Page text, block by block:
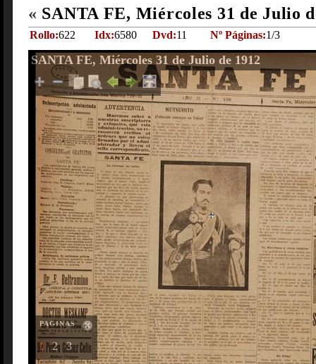
« SANTA FE, Miércoles 31 de Julio
Rollo:622 Idx:6580 Dvd:11 Nº Páginas:1/3
SANTA FE, Miércoles 31 de Julio de 1912
PAGINAS
1 2 3